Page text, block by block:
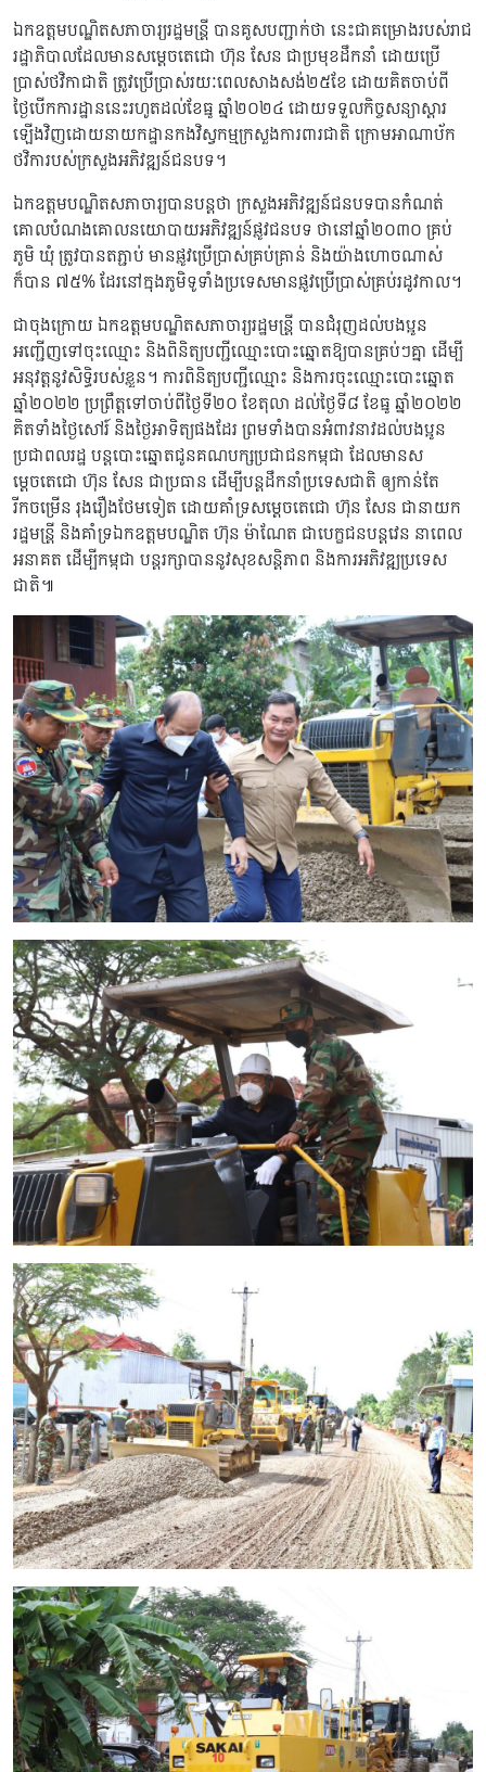
ឯកឧត្ដមបណ្ឌិតសភាចារ្យរដ្ឋមន្រ្ដី បានគូសបញ្ជាក់ថា នេះជាគម្រោងរបស់រាជ
រដ្ឋាភិបាលដែលមានសម្ដេចតេជោ ហ៊ុន សែន ជាប្រមុខដឹកនាំ ដោយប្រើ
ប្រាស់ថវិកាជាតិ ត្រូវប្រើប្រាស់រយៈពេលសាងសង់២៥ខែ ដោយគិតចាប់ពី
ថ្ងៃបើកការដ្ឋាននេះរហូតដល់ខែធ្នូ ឆ្នាំ២០២៤ ដោយទទួលកិច្ចសន្យាស្ដារ
ឡើងវិញដោយនាយកដ្ឋានកងវិស្វកម្មក្រសួងការពារជាតិ ក្រោមអាណាប័ក
ថវិការបស់ក្រសួងអភិវឌ្ឍន៍ជនបទ។
ឯកឧត្ដមបណ្ឌិតសភាចារ្យបានបន្តថា ក្រសួងអភិវឌ្ឍន៍ជនបទបានកំណត់
គោលបំណងគោលនយោបាយអភិវឌ្ឍន៍ផ្លូវជនបទ ថានៅឆ្នាំ២០៣០ គ្រប់
ភូមិ ឃុំ ត្រូវបានតភ្ជាប់ មានផ្លូវប្រើប្រាស់គ្រប់គ្រាន់ និងយ៉ាងហោចណាស់
ក៏បាន ៧៥% ដែរនៅក្នុងភូមិទូទាំងប្រទេសមានផ្លូវប្រើប្រាស់គ្រប់រដូវកាល។
ជាចុងក្រោយ ឯកឧត្ដមបណ្ឌិតសភាចារ្យរដ្ឋមន្ត្រី បានជំរុញដល់បងប្អូន
អញ្ជើញទៅចុះឈ្មោះ និងពិនិត្យបញ្ជីឈ្មោះបោះឆ្នោតឱ្យបានគ្រប់ៗគ្នា ដើម្បី
អនុវត្តនូវសិទ្ធិរបស់ខ្លួន។ ការពិនិត្យបញ្ជីឈ្មោះ និងការចុះឈ្មោះបោះឆ្នោត
ឆ្នាំ២០២២ ប្រព្រឹត្តទៅចាប់ពីថ្ងៃទី២០ ខែតុលា ដល់ថ្ងៃទី៨ ខែធ្នូ ឆ្នាំ២០២២
គិតទាំងថ្ងៃសៅរ៍ និងថ្ងៃអាទិត្យផងដែរ ព្រមទាំងបានអំពាវនាវដល់បងប្អូន
ប្រជាពលរដ្ឋ បន្តបោះឆ្នោតជូនគណបក្សប្រជាជនកម្ពុជា ដែលមានស
ម្តេចតេជោ ហ៊ុន សែន ជាប្រធាន ដើម្បីបន្តដឹកនាំប្រទេសជាតិ ឲ្យកាន់តែ
រីកចម្រើន រុងរឿងថែមទៀត ដោយគាំទ្រសម្តេចតេជោ ហ៊ុន សែន ជានាយក
រដ្ឋមន្ត្រី និងគាំទ្រឯកឧត្តមបណ្ឌិត ហ៊ុន ម៉ាណែត ជាបេក្ខជនបន្តវេន នាពេល
អនាគត ដើម្បីកម្ពុជា បន្តរក្សាបាននូវសុខសន្តិភាព និងការអភិវឌ្ឍប្រទេស
ជាតិ៕